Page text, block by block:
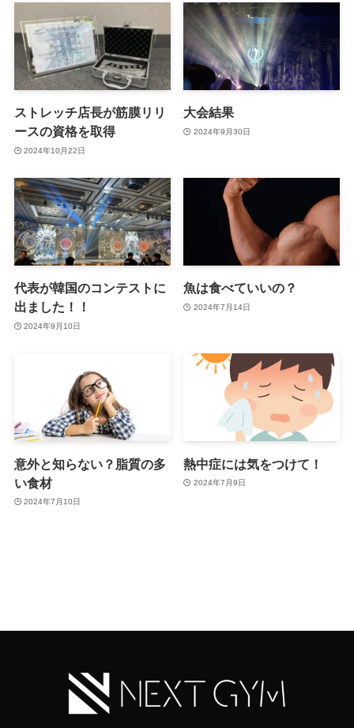
ストレッチ店長が筋膜リリ
ースの資格を取得
2024年10月22日
大会結果
2024年9月30日
代表が韓国のコンテストに
出ました！！
2024年9月10日
魚は食べていいの？
2024年7月14日
意外と知らない？脂質の多
い食材
2024年7月10日
熱中症には気をつけて！
2024年7月9日